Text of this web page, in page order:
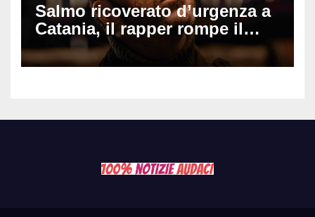
Salmo ricoverato d’urgenza a
Catania, il rapper rompe il
silenzio dopo la notte in
ospedale: come sta e cosa